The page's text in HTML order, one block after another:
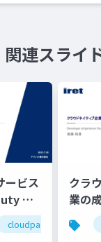
関連スライ
ービス
を
監視
cloudpack iret
クラ
業の
育成